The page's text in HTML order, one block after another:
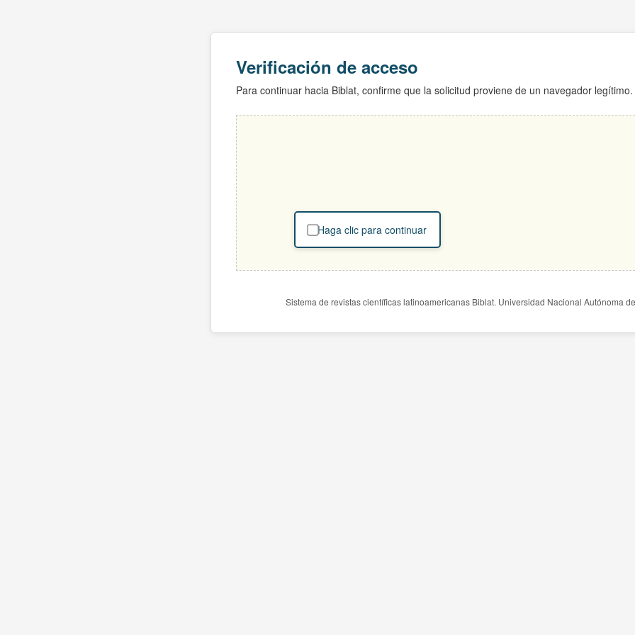
Verificación de acceso
Para continuar hacia Biblat, confirme que la solicitud proviene de un navegador legítimo.
Haga clic para continuar
Sistema de revistas científicas latinoamericanas Biblat. Universidad Nacional Autónoma